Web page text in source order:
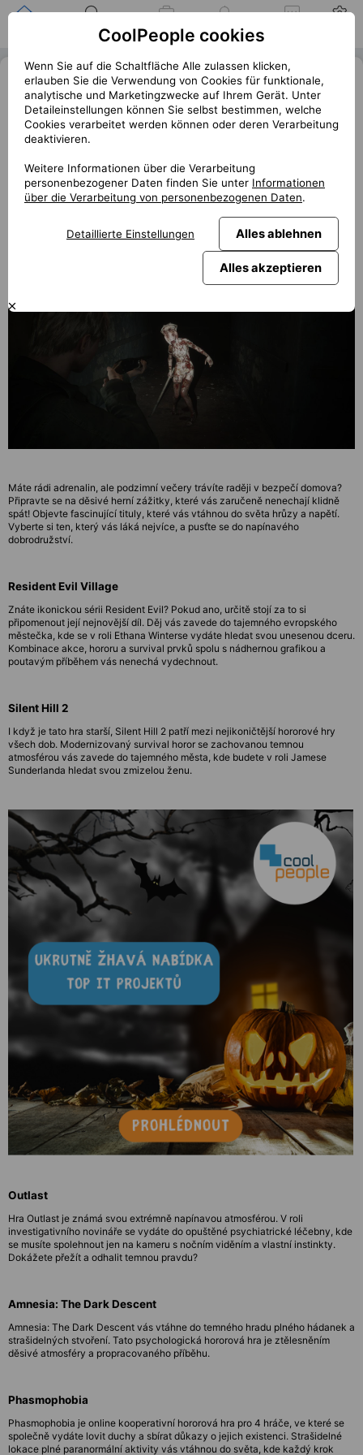
Position
Jobs
6 nejděsivějších hororových her,
troufnete si?
« Zurück
Halloween je za rohem, ale kostýmy nejsou váš styl?
Vychutnejte si noc plnou strachu a napětí s těmi nejlepšími
hororovými hrami na trhu!
Máte rádi adrenalin, ale podzimní večery trávíte raději v bezpečí domova?
Připravte se na děsivé herní zážitky, které vás zaručeně nenechají klidně
spát! Objevte fascinující tituly, které vás vtáhnou do světa hrůzy a napětí.
Vyberte si ten, který vás láká nejvíce, a pusťte se do napínavého
dobrodružství.
Resident Evil Village
Znáte ikonickou sérii Resident Evil? Pokud ano, určitě stojí za to si
připomenout její nejnovější díl. Děj vás zavede do tajemného evropského
městečka, kde se v roli Ethana Winterse vydáte hledat svou unesenou dceru.
Kombinace akce, hororu a survival prvků spolu s nádhernou grafikou a
poutavým příběhem vás nenechá vydechnout.
Silent Hill 2
I když je tato hra starší, Silent Hill 2 patří mezi nejikoničtější hororové hry
všech dob. Modernizovaný survival horor se zachovanou temnou
atmosférou vás zavede do tajemného města, kde budete v roli Jamese
Sunderlanda hledat svou zmizelou ženu.
Outlast
Hra Outlast je známá svou extrémně napínavou atmosférou. V roli
investigativního novináře se vydáte do opuštěné psychiatrické léčebny, kde
se musíte spolehnout jen na kameru s nočním viděním a vlastní instinkty.
Dokážete přežít a odhalit temnou pravdu?
Amnesia: The Dark Descent
Amnesia: The Dark Descent vás vtáhne do temného hradu plného hádanek a
strašidelných stvoření. Tato psychologická hororová hra je ztělesněním
děsivé atmosféry a propracovaného příběhu.
Phasmophobia
Phasmophobia je online kooperativní hororová hra pro 4 hráče, ve které se
společně vydáte lovit duchy a sbírat důkazy o jejich existenci. Strašidelné
lokace plné paranormální aktivity vás vtáhnou do světa, kde každý krok
CoolPeople cookies
Wenn Sie auf die Schaltfläche Alle zulassen klicken,
erlauben Sie die Verwendung von Cookies für funktionale,
analytische und Marketingzwecke auf Ihrem Gerät. Unter
Detaileinstellungen können Sie selbst bestimmen, welche
Cookies verarbeitet werden können oder deren Verarbeitung
deaktivieren.
Weitere Informationen über die Verarbeitung
personenbezogener Daten finden Sie unter Informationen
über die Verarbeitung von personenbezogenen Daten.
Detaillierte Einstellungen Alles ablehnen
Alles akzeptieren